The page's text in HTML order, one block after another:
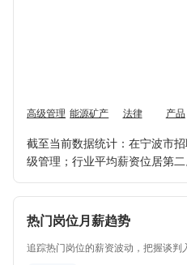
高级管理 能源矿产 法律 产品
截至当前数据统计：在宁波市
级管理；行业平均薪资位居第二
热门岗位月薪趋势
追踪热门岗位的薪资波动，把握谈判